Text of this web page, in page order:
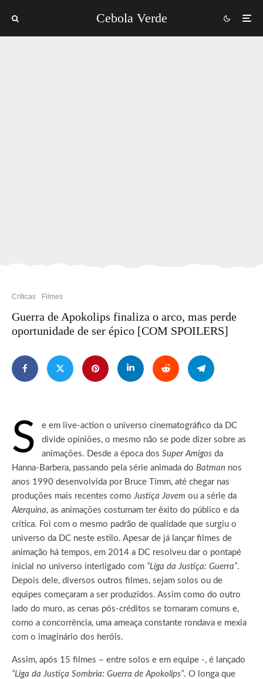
Cebola Verde
Críticas Filmes
Guerra de Apokolips finaliza o arco, mas perde
oportunidade de ser épico [COM SPOILERS]
S
e em live-action o universo cinematográfico da DC
divide opiniões, o mesmo não se pode dizer sobre as
animações. Desde a época dos Super Amigos da
Hanna-Barbera, passando pela série animada do Batman nos
anos 1990 desenvolvida por Bruce Timm, até chegar nas
produções mais recentes como Justiça Jovem ou a série da
Alerquina, as animações costumam ter êxito do público e da
crítica. Foi com o mesmo padrão de qualidade que surgiu o
universo da DC neste estilo. Apesar de já lançar filmes de
animação há tempos, em 2014 a DC resolveu dar o pontapé
inicial no universo interligado com “Liga da Justiça: Guerra”.
Depois dele, diversos outros filmes, sejam solos ou de
equipes começaram a ser produzidos. Assim como do outro
lado do muro, as cenas pós-créditos se tornaram comuns e,
como a concorrência, uma ameaça constante rondava e mexia
com o imaginário dos heróis.
Assim, após 15 filmes – entre solos e em equipe -, é lançado
“Liga da Justiça Sombria: Guerra de Apokolips”. O longa que